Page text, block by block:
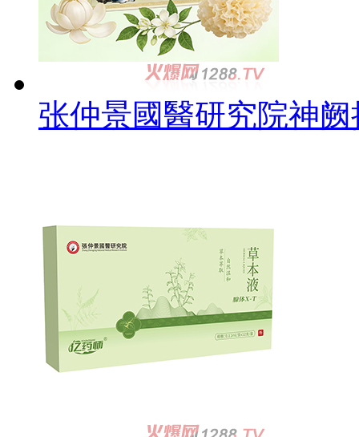
张仲景國醫研究院神